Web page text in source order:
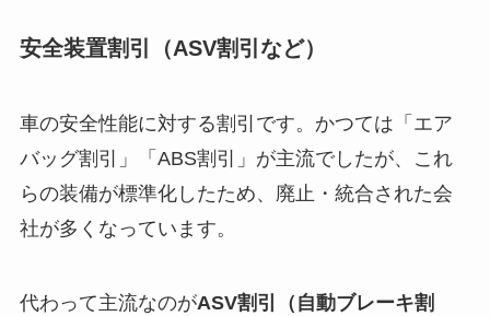
安全装置割引（ASV割引など）
車の安全性能に対する割引です。かつては「エア
バッグ割引」「ABS割引」が主流でしたが、これ
らの装備が標準化したため、廃止・統合された会
社が多くなっています。
代わって主流なのがASV割引（自動ブレーキ割